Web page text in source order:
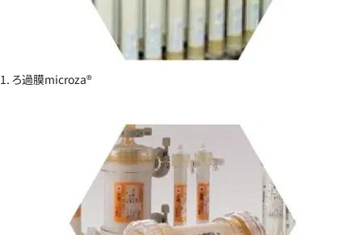
1. ろ過膜microza®